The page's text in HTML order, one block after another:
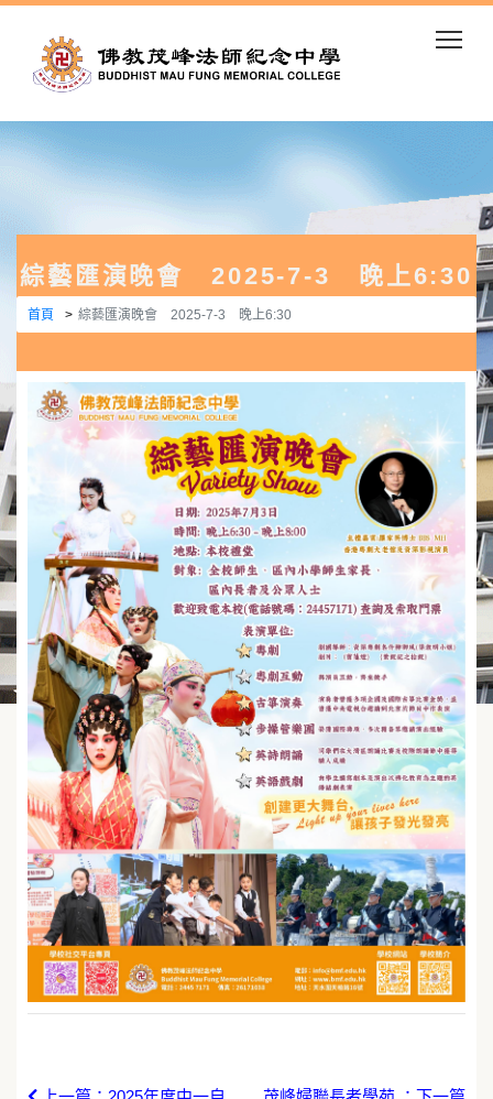
綜藝匯演晚會 2025-7-3 晚上6:30
首頁 綜藝匯演晚會 2025-7-3 晚上6:30